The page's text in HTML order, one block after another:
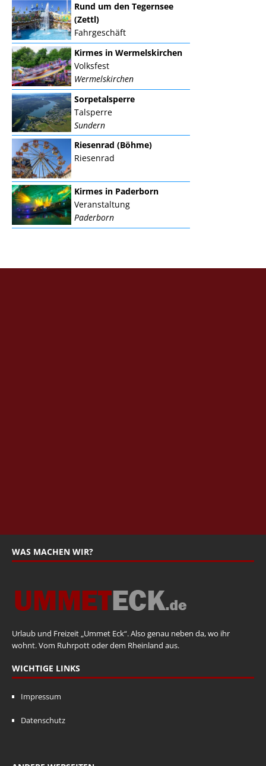
Rund um den Tegernsee
(Zettl)
Fahrgeschäft
Kirmes in Wermelskirchen
Volksfest
Wermelskirchen
Sorpetalsperre
Talsperre
Sundern
Riesenrad (Böhme)
Riesenrad
Kirmes in Paderborn
Veranstaltung
Paderborn
WAS MACHEN WIR?
Urlaub und Freizeit „Ummet Eck“. Also genau neben da, wo ihr
wohnt. Vom Ruhrpott oder dem Rheinland aus.
WICHTIGE LINKS
Impressum
Datenschutz